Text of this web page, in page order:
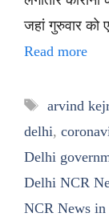
जहां गुरुवार
Read more
Tags
arvind
delhi,
Delhi
Delhi NCR
NCR News